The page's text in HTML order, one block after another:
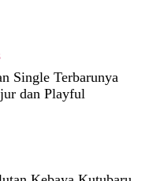
Single Terbarunya
dan Playful